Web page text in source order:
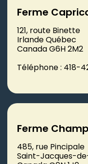
Ferme
121, route Binette
Irlande Québec
Canada G6H 2M2
Téléphone : 418-
Ferme
485, rue Pincipale
Saint-Jacques-